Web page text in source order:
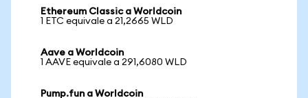
Ethereum Classic a Worldcoin
1 ETC equivale a 21,2665 WLD
Aave a Worldcoin
1 AAVE equivale a 291,6080 WLD
Pump.fun a Worldcoin